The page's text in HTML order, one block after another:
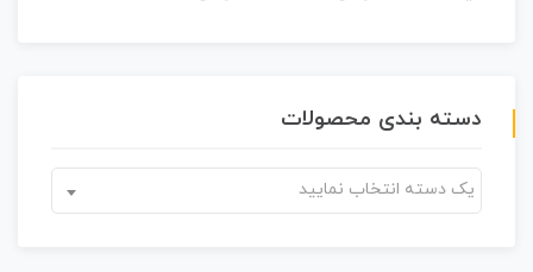
دسته بندی محصولات
یک دسته انتخاب نمایید